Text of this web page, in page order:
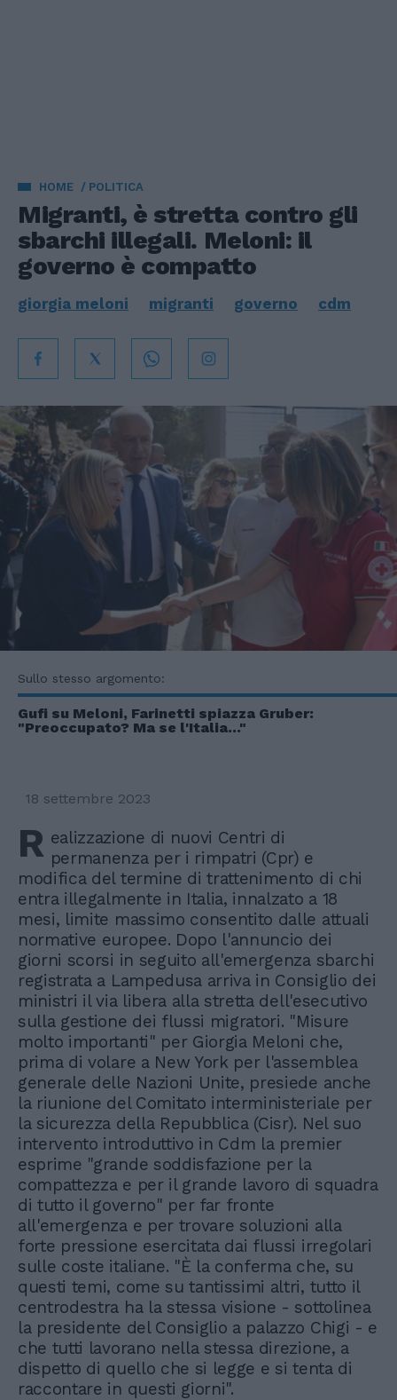
HOME POLITICA
Migranti, è stretta contro gli
sbarchi illegali. Meloni: il
governo è compatto
giorgia meloni migranti governo cdm
Sullo stesso argomento:
Gufi su Meloni, Farinetti spiazza Gruber:
"Preoccupato? Ma se l'Italia..."
18 settembre 2023
R ealizzazione di nuovi Centri di
permanenza per i rimpatri (Cpr) e
modifica del termine di trattenimento di chi
entra illegalmente in Italia, innalzato a 18
mesi, limite massimo consentito dalle attuali
normative europee. Dopo l'annuncio dei
giorni scorsi in seguito all'emergenza sbarchi
registrata a Lampedusa arriva in Consiglio dei
ministri il via libera alla stretta dell'esecutivo
sulla gestione dei flussi migratori. "Misure
molto importanti" per Giorgia Meloni che,
prima di volare a New York per l'assemblea
generale delle Nazioni Unite, presiede anche
la riunione del Comitato interministeriale per
la sicurezza della Repubblica (Cisr). Nel suo
intervento introduttivo in Cdm la premier
esprime "grande soddisfazione per la
compattezza e per il grande lavoro di squadra
di tutto il governo" per far fronte
all'emergenza e per trovare soluzioni alla
forte pressione esercitata dai flussi irregolari
sulle coste italiane. "È la conferma che, su
questi temi, come su tantissimi altri, tutto il
centrodestra ha la stessa visione - sottolinea
la presidente del Consiglio a palazzo Chigi - e
che tutti lavorano nella stessa direzione, a
dispetto di quello che si legge e si tenta di
raccontare in questi giorni".